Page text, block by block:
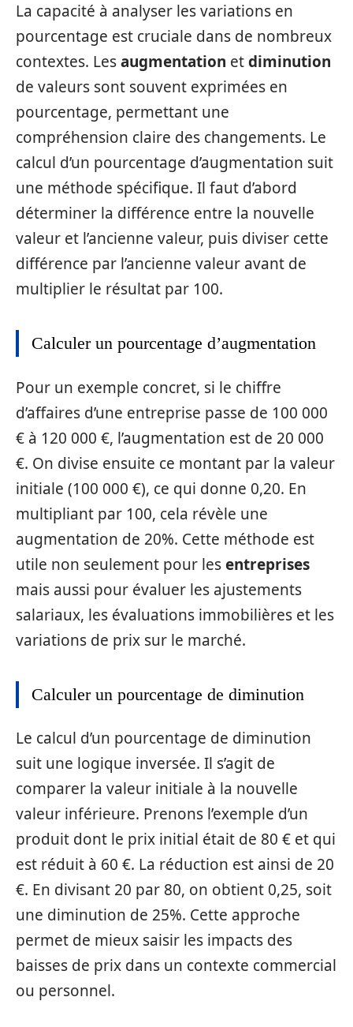
La capacité à analyser les variations en
pourcentage est cruciale dans de nombreux
contextes. Lesaugmentation etdiminution
de valeurs sont souvent exprimées en
pourcentage, permettant une
compréhension claire des changements. Le
calcul d’un pourcentage d’augmentation suit
une méthode spécifique. Il faut d’abord
déterminer la différence entre la nouvelle
valeur et l’ancienne valeur, puis diviser cette
différence par l’ancienne valeur avant de
multiplier le résultat par 100.
Calculer un pourcentage d’augmentation
Pour un exemple concret, si le chiffre
d’affaires d’une entreprise passe de 100 000
€ à 120 000 €, l’augmentation est de 20 000
€. On divise ensuite ce montant par la valeur
initiale (100 000 €), ce qui donne 0,20. En
multipliant par 100, cela révèle une
augmentation de 20%. Cette méthode est
utile non seulement pour lesentreprises
mais aussi pour évaluer les ajustements
salariaux, les évaluations immobilières et les
variations de prix sur le marché.
Calculer un pourcentage de diminution
Le calcul d’un pourcentage de diminution
suit une logique inversée. Il s’agit de
comparer la valeur initiale à la nouvelle
valeur inférieure. Prenons l’exemple d’un
produit dont le prix initial était de 80 € et qui
est réduit à 60 €. La réduction est ainsi de 20
€. En divisant 20 par 80, on obtient 0,25, soit
une diminution de 25%. Cette approche
permet de mieux saisir les impacts des
baisses de prix dans un contexte commercial
ou personnel.